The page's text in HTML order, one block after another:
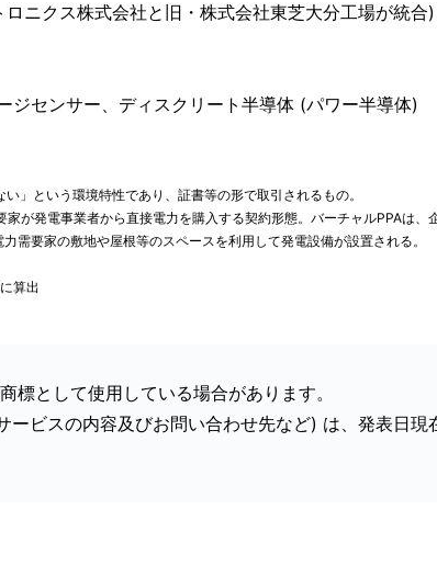
ニクス株式会社と旧・株式会社東芝大分工場が統合)
センサー、ディスクリート半導体 (パワー半導体)
」という環境特性であり、証書等の形で取引されるもの。
が発電事業者から直接電力を購入する契約形態。バーチャルPPAは
需要家の敷地や屋根等のスペースを利用して発電設備が設置される。
算出
として使用している場合があります。
ビスの内容及びお問い合わせ先など) は、発表日